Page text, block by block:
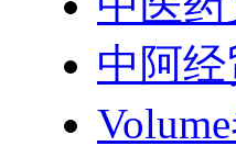
中阿